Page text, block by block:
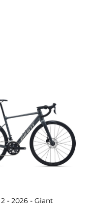
- 2026 - Giant